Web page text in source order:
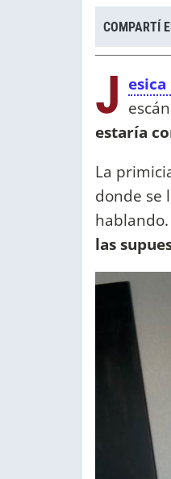
COMPARTÍ
J
estaría
La
donde se
las